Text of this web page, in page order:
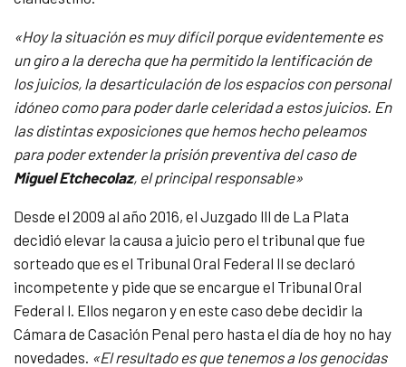
«Hoy la situación es muy difícil porque evidentemente es
un giro a la derecha que ha permitido la lentificación de
los juicios, la desarticulación de los espacios con personal
idóneo como para poder darle celeridad a estos juicios. En
las distintas exposiciones que hemos hecho peleamos
para poder extender la prisión preventiva del caso de
Miguel Etchecolaz, el principal responsable»
Desde el 2009 al año 2016, el Juzgado lll de La Plata
decidió elevar la causa a juicio pero el tribunal que fue
sorteado que es el Tribunal Oral Federal ll se declaró
incompetente y pide que se encargue el Tribunal Oral
Federal l. Ellos negaron y en este caso debe decidir la
Cámara de Casación Penal pero hasta el día de hoy no hay
novedades. «El resultado es que tenemos a los genocidas